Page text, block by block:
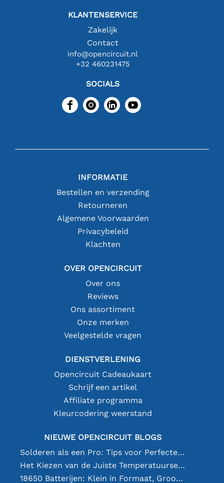
KLANTENSERVICE
Zakelijk
Contact
info@opencircuit.nl
+32 460231475
SOCIALS
INFORMATIE
Bestellen en verzending
Retourneren
Algemene Voorwaarden
Privacybeleid
Klachten
OVER OPENCIRCUIT
Over ons
Reviews
Ons assortiment
Onze merken
Veelgestelde vragen
DIENSTVERLENING
Opencircuit Cadeaukaart
Schrijf een artikel
Affiliate programma
Kleurcodering weerstand
NIEUWE OPENCIRCUIT BLOGS
Solderen als een Pro: Tips voor Perfecte Elektronische Verbindingen
Het Kiezen van de Juiste Temperatuursensor [youtube]
18650 Batterijen: Klein in Formaat, Groot in Prestatie